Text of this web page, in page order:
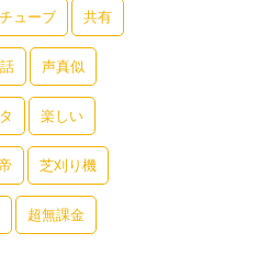
ューブ 共有
声真似
楽しい
芝刈り機
超無課金